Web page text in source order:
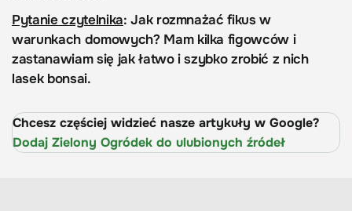
Pytanie czytelnika: Jak rozmnażać fikus w
warunkach domowych? Mam kilka figowców i
zastanawiam się jak łatwo i szybko zrobić z nich
lasek bonsai.
Chcesz częściej widzieć nasze artykuły w Google?
Dodaj Zielony Ogródek do ulubionych źródeł